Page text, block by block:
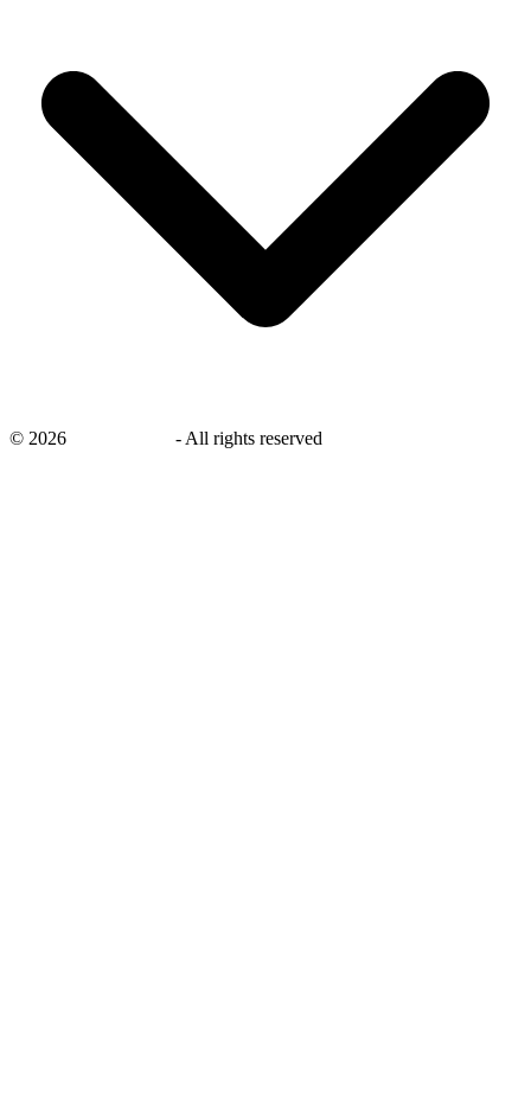
© 2026 - All rights reserved